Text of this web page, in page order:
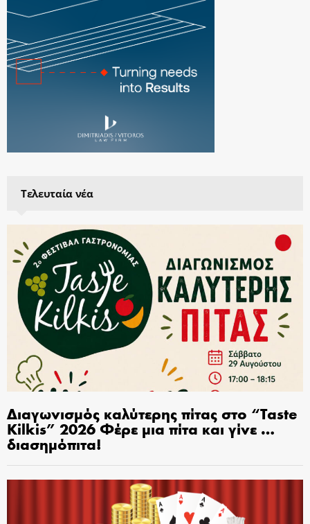
Τελευταία νέα
Διαγωνισμός καλύτερης πίτας στο “Taste
Kilkis” 2026 Φέρε μια πίτα και γίνε …
διασημόπιτα!